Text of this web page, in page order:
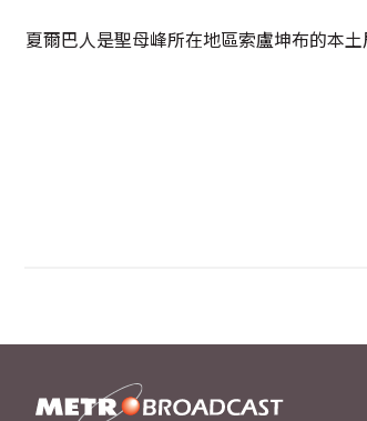
夏爾巴人是聖母峰所在地區索盧坤布的本